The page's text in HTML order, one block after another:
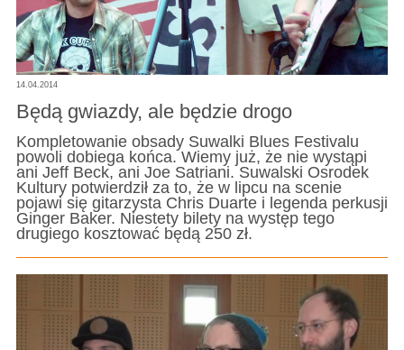
14.04.2014
Będą gwiazdy, ale będzie drogo
Kompletowanie obsady Suwalki Blues Festivalu
powoli dobiega końca. Wiemy już, że nie wystąpi
ani Jeff Beck, ani Joe Satriani. Suwalski Osrodek
Kultury potwierdził za to, że w lipcu na scenie
pojawi się gitarzysta Chris Duarte i legenda perkusji
Ginger Baker. Niestety bilety na występ tego
drugiego kosztować będą 250 zł.